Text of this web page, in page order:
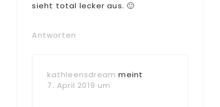
sieht total lecker aus. 🙂
Antworten
kathleensdream meint
7. April 2019 um